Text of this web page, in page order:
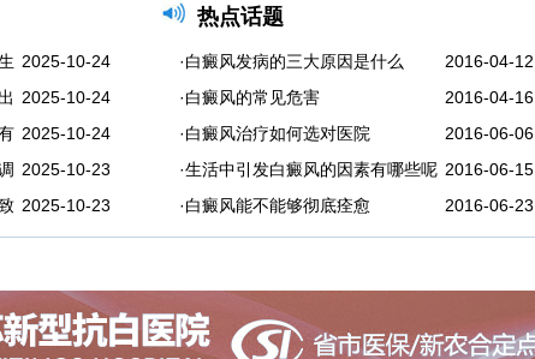
2025-10-24
2025-10-24
2025-10-24
2025-10-23
2025-10-23
热点话题
·白癜风发病的三大原因是什么
2016-04-12
·白癜风的常见危害
2016-04-16
·白癜风治疗如何选对医院
2016-06-06
·生活中引发白癜风的因素有哪些呢 2016-06-15
·白癜风能不能够彻底痊愈
2016-06-23